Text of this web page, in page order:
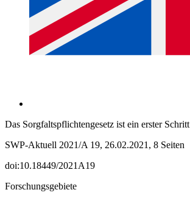
Das Sorgfaltspflichtengesetz ist ein erster Schritt
SWP-Aktuell 2021/A 19, 26.02.2021, 8 Seiten
doi:10.18449/2021A19
Forschungsgebiete